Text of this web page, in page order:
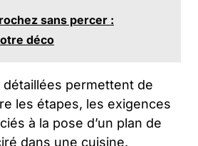
sans percer :
déco
permettent de
les étapes, les exigences
à la pose d’un plan de
dans une cuisine.